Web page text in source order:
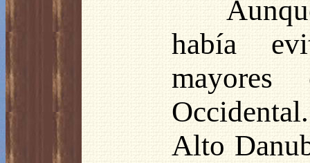
había
Alto